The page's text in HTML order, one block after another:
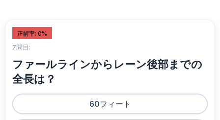
正解率: 0%
7問目:
ファールラインからレーン後部までの
全長は？
60フィート